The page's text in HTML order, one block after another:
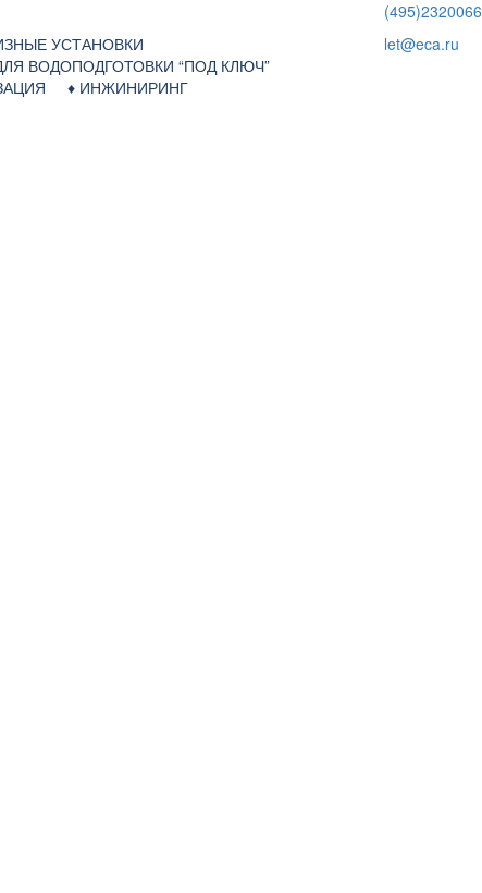
УСТАНОВКИ
ВОДОПОДГОТОВКИ “ПОД КЛЮЧ”
♦ ИНЖИНИРИНГ
(495)2320066
let@eca.ru